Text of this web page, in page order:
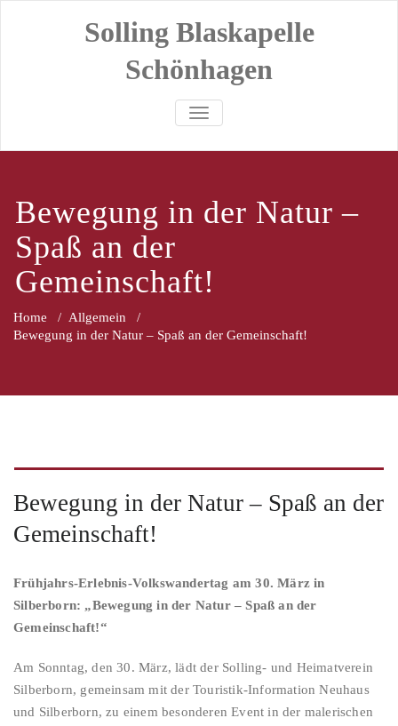
Solling Blaskapelle
Schönhagen
SCHALTE NAVIGATION
Bewegung in der Natur –
Spaß an der
Gemeinschaft!
Home / Allgemein /
Bewegung in der Natur – Spaß an der Gemeinschaft!
Bewegung in der Natur – Spaß an der
Gemeinschaft!
Frühjahrs-Erlebnis-Volkswandertag am 30. März in
Silberborn: „Bewegung in der Natur – Spaß an der
Gemeinschaft!“
Am Sonntag, den 30. März, lädt der Solling- und Heimatverein
Silberborn, gemeinsam mit der Touristik-Information Neuhaus
und Silberborn, zu einem besonderen Event in der malerischen